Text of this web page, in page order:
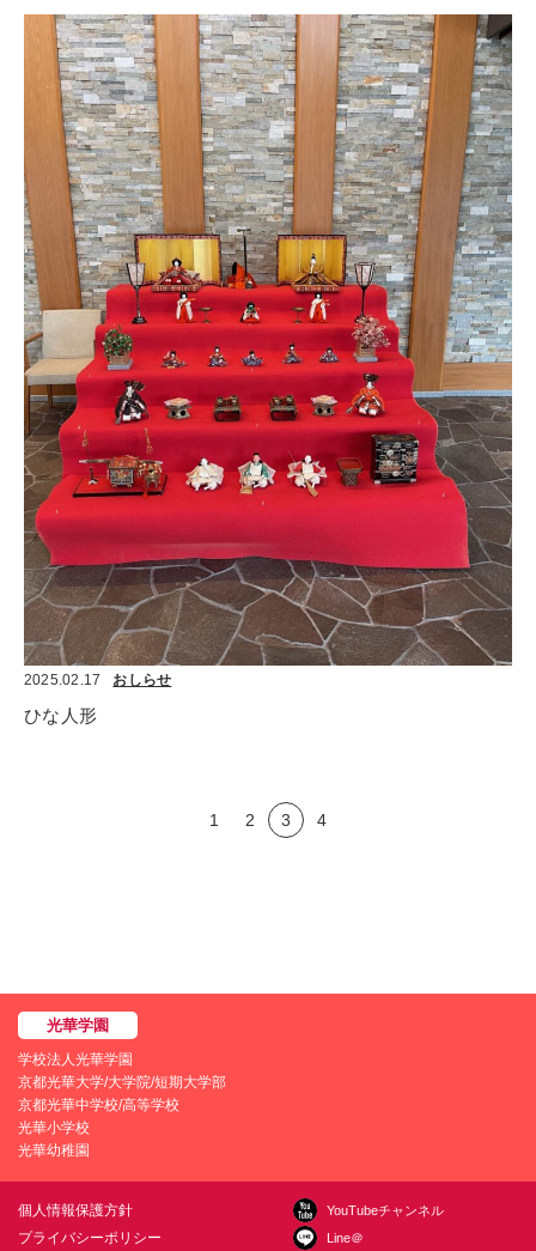
2025.02.17 おしらせ
ひな人形
1 2 3 4
学校法人光華学園
京都光華大学/大学院/短期大学部
京都光華中学校/高等学校
光華小学校
光華幼稚園
個人情報保護方針
プライバシーポリシー
YouTubeチャンネル
Line＠